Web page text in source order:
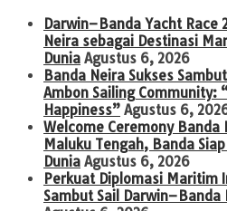
Darwin–Banda Yacht Race
Neira sebagai Destinasi
Dunia Agustus 6, 2026
Banda Neira Sukses
Ambon Sailing Community:
Happiness” Agustus 6,
Welcome Ceremony Banda
Maluku Tengah, Banda
Dunia Agustus 6, 2026
Perkuat Diplomasi Maritim
Sambut Sail